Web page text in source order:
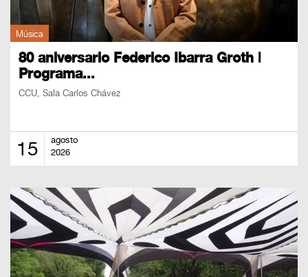
Música
80 aniversario Federico Ibarra Groth |
Programa...
CCU, Sala Carlos Chávez
15
agosto
2026